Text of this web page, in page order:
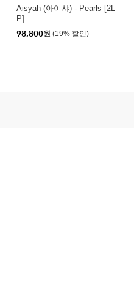
Aisyah (아이샤) - Pearls [2L
P]
98,800원 (19% 할인)